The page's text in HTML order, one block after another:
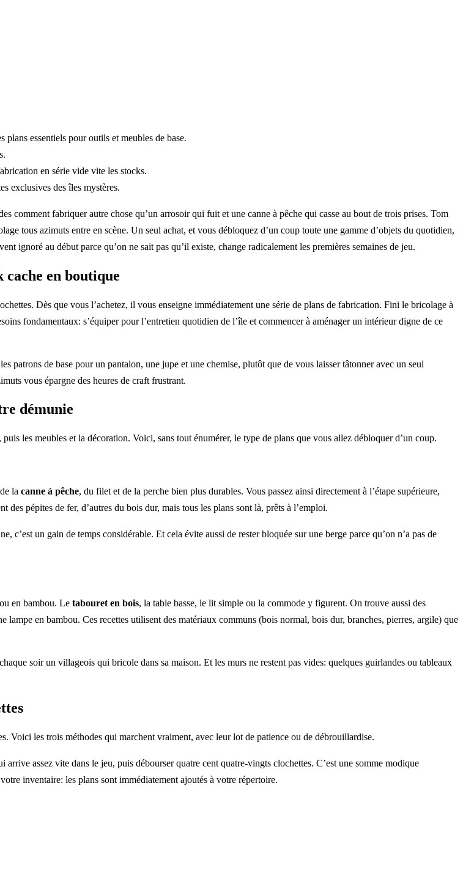
essentiels pour outils et meubles de base.
en série vide vite les stocks.
exclusives des îles mystères.
comment fabriquer autre chose qu’un arrosoir qui fuit et une canne à pêche qui casse au bout de trois prises. Tom
tous azimuts entre en scène. Un seul achat, et vous débloquez d’un coup toute une gamme d’objets du quotidien,
ignoré au début parce qu’on ne sait pas qu’il existe, change radicalement les premières semaines de jeu.
cache en boutique
Dès que vous l’achetez, il vous enseigne immédiatement une série de plans de fabrication. Fini le bricolage à
fondamentaux: s’équiper pour l’entretien quotidien de l’île et commencer à aménager un intérieur digne de ce
patrons de base pour un pantalon, une jupe et une chemise, plutôt que de vous laisser tâtonner avec un seul
vous épargne des heures de craft frustrant.
démunie
les meubles et la décoration. Voici, sans tout énumérer, le type de plans que vous allez débloquer d’un coup.
la canne à pêche, du filet et de la perche bien plus durables. Vous passez ainsi directement à l’étape supérieure,
des pépites de fer, d’autres du bois dur, mais tous les plans sont là, prêts à l’emploi.
un gain de temps considérable. Et cela évite aussi de rester bloquée sur une berge parce qu’on n’a pas de
en bambou. Le tabouret en bois, la table basse, le lit simple ou la commode y figurent. On trouve aussi des
en bambou. Ces recettes utilisent des matériaux communs (bois normal, bois dur, branches, pierres, argile) que
soir un villageois qui bricole dans sa maison. Et les murs ne restent pas vides: quelques guirlandes ou tableaux
Voici les trois méthodes qui marchent vraiment, avec leur lot de patience ou de débrouillardise.
assez vite dans le jeu, puis débourser quatre cent quatre-vingts clochettes. C’est une somme modique
inventaire: les plans sont immédiatement ajoutés à votre répertoire.